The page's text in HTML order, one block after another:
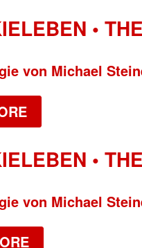
•
von Michael
•
von Michael